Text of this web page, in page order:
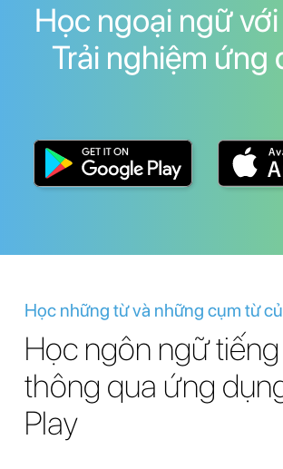
Học ngoại ngữ
Trải nghiệm ứng
Học những từ và những cụm từ
Học ngôn ngữ
thông qua ứng
Play